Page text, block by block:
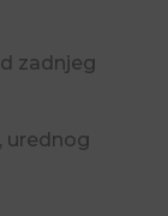
zadnjeg
urednog